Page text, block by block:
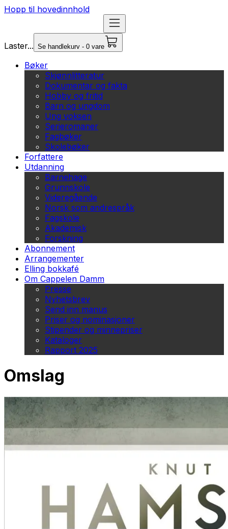
Hopp til hovedinnhold
Laster... Se handlekurv - 0 vare
Bøker
Skjønnlitteratur
Dokumentar og fakta
Hobby og fritid
Barn og ungdom
Ung voksen
Serieromaner
Fagbøker
Skolebøker
Forfattere
Utdanning
Barnehage
Grunnskole
Videregående
Norsk som andrespråk
Fagskole
Akademisk
Forskning
Abonnement
Arrangementer
Elling bokkafé
Om Cappelen Damm
Presse
Nyhetsbrev
Send inn manus
Priser og nominasjoner
Stipender og minnepriser
Kataloger
Rapport 2025
Omslag